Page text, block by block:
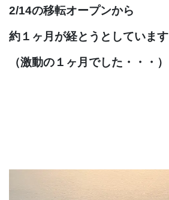
2/14の移転オープンから
約１ヶ月が経とうとしています
（激動の１ヶ月でした・・・）